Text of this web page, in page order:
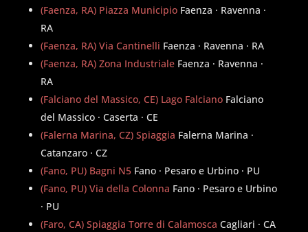
(Faenza, RA) Piazza Municipio Faenza · Ravenna ·
RA
(Faenza, RA) Via Cantinelli Faenza · Ravenna · RA
(Faenza, RA) Zona Industriale Faenza · Ravenna ·
RA
(Falciano del Massico, CE) Lago Falciano Falciano
del Massico · Caserta · CE
(Falerna Marina, CZ) Spiaggia Falerna Marina ·
Catanzaro · CZ
(Fano, PU) Bagni N5 Fano · Pesaro e Urbino · PU
(Fano, PU) Via della Colonna Fano · Pesaro e Urbino
· PU
(Faro, CA) Spiaggia Torre di Calamosca Cagliari · CA